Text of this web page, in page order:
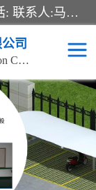
苏州迈凯隆系统集成科技有限公司电话: 联系人:马杰森 销售安装视频监控、报警系统、电话交换机、门禁考勤、巡更系统、呼叫对讲系统、停车场道闸、智能家居、广播系统、综合布线、办公设备、电子商务软件、网络工程、酒店门锁系列 系统集成、VOD视频点播、LED显示屏、节能产品、USP电源、收银机等弱电及智能化项目。
司
Suzhou MaikailongSystem Integration Co., Ltd.
桩
充电桩